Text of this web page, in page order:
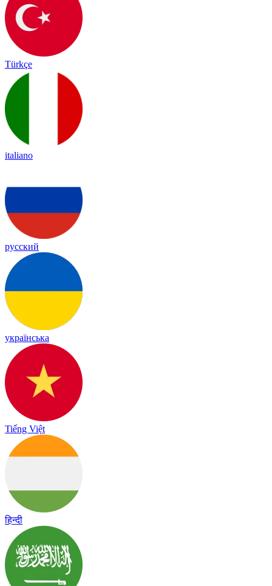
Türkçe
italiano
русский
українська
Tiếng Việt
हिन्दी